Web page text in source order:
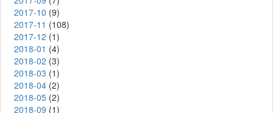
2017-10 (9)
2017-11 (108)
2017-12 (1)
2018-01 (4)
2018-02 (3)
2018-03 (1)
2018-04 (2)
2018-05 (2)
2018-09 (1)